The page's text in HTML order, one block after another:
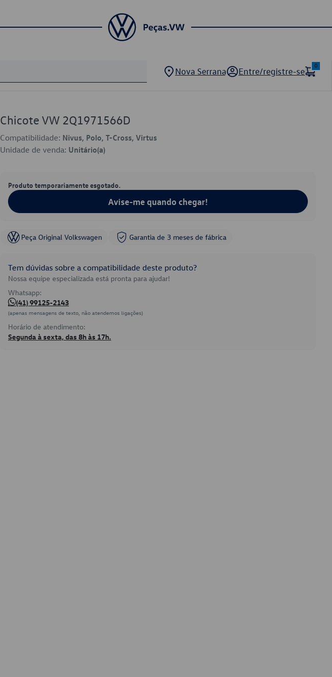
Nova Serrana Entre/registre-se
0
Chicote VW 2Q1971566D
Compatibilidade: Nivus, Polo, T-Cross, Virtus
Unidade de venda: Unitário(a)
Produto temporariamente esgotado.
Avise-me quando chegar!
Peça Original Volkswagen Garantia de 3 meses de fábrica
Tem dúvidas sobre a compatibilidade deste produto?
Nossa equipe especializada está pronta para ajudar!
Whatsapp:
(41) 99125-2143
(apenas mensagens de texto, não atendemos ligações)
Horário de atendimento:
Segunda à sexta, das 8h às 17h.